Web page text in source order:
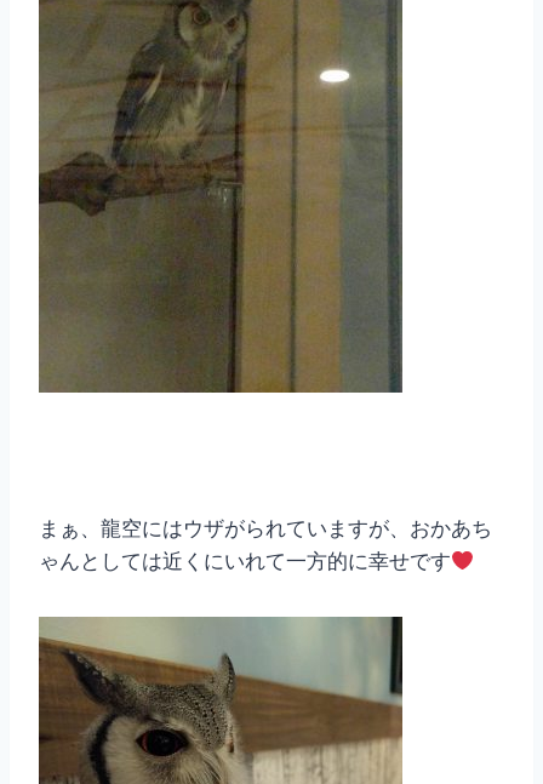
まぁ、龍空にはウザがられていますが、おかあち
ゃんとしては近くにいれて一方的に幸せです